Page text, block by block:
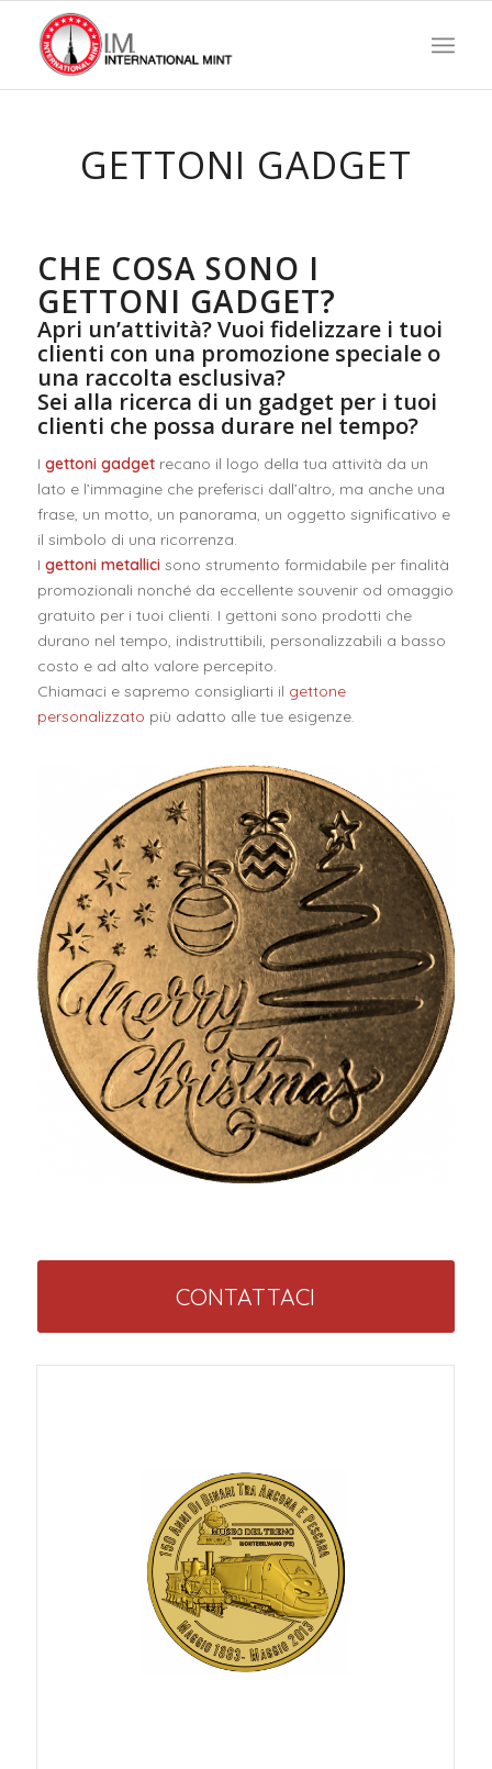
GETTONI GADGET
CHE COSA SONO I
GETTONI GADGET?
Apri un’attività? Vuoi fidelizzare i tuoi
clienti con una promozione speciale o
una raccolta esclusiva?
Sei alla ricerca di un gadget per i tuoi
clienti che possa durare nel tempo?
I gettoni gadgetrecano il logo della tua attività da un
lato e l’immagine che preferisci dall’altro, ma anche una
frase, un motto, un panorama, un oggetto significativo e
il simbolo di una ricorrenza.
I gettoni metallicisono strumento formidabile per finalità
promozionali nonché da eccellente souvenir od omaggio
gratuito per i tuoi clienti. I gettoni sono prodotti che
durano nel tempo, indistruttibili, personalizzabili a basso
costo e ad alto valore percepito.
Chiamaci e sapremo consigliarti il gettone
personalizzato più adatto alle tue esigenze.
CONTATTACI